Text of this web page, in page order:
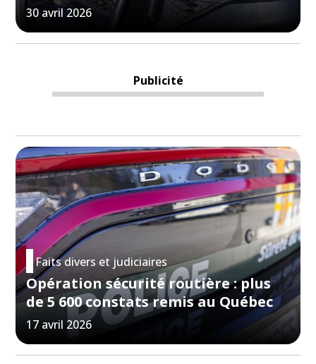
30 avril 2026
Publicité
Faits divers et judiciaires
Opération sécurité routière : plus
de 5 600 constats remis au Québec
17 avril 2026